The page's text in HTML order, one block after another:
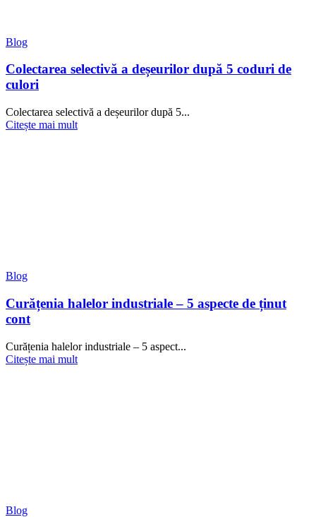
Blog
Colectarea selectivă a deșeurilor după 5 coduri de
culori
Colectarea selectivă a deșeurilor după 5...
Citește mai mult
Blog
Curățenia halelor industriale – 5 aspecte de ținut
cont
Curățenia halelor industriale – 5 aspect...
Citește mai mult
Blog